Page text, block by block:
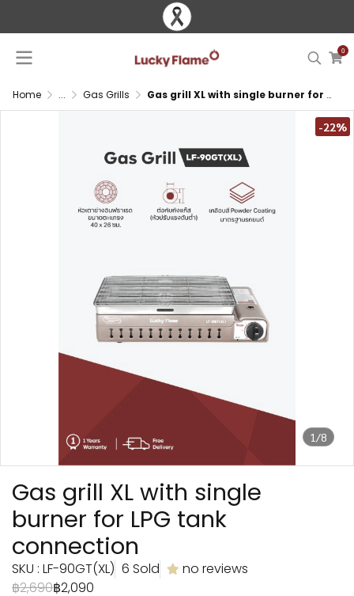
0
Home ... Gas Grills Gas grill XL with single burner for LPG tank connection
1/8
-22%
Gas grill XL with single
burner for LPG tank
connection
SKU : LF-90GT(XL) 6 Sold
no reviews
฿2,690฿2,090